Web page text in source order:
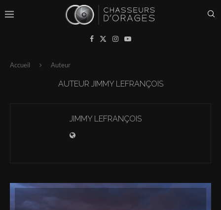
Accueil Auteur
AUTEUR JIMMY LEFRANÇOIS
JIMMY LEFRANÇOIS